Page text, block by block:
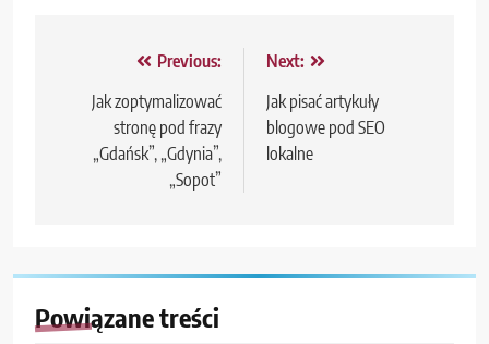
Nawigacja
wpisu
Previous:
Jak zoptymalizować
stronę pod frazy
„Gdańsk”, „Gdynia”,
„Sopot”
Next:
Jak pisać artykuły
blogowe pod SEO
lokalne
Powiązane treści